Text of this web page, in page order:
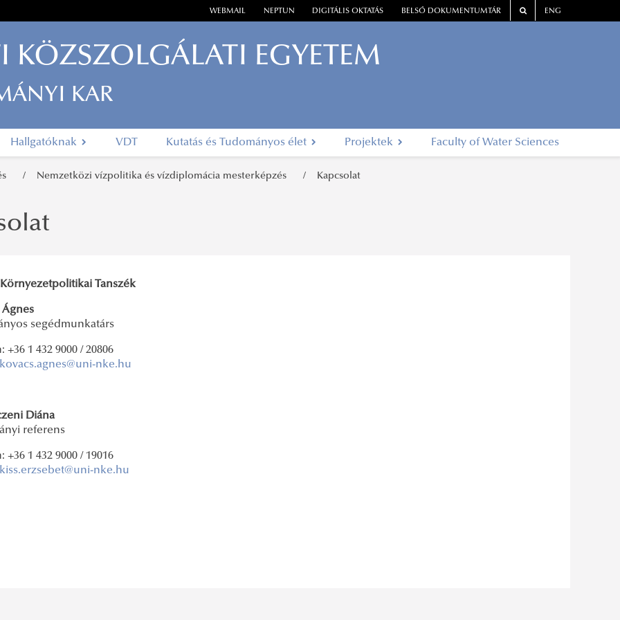
WEBMAIL NEPTUN DIGITÁLIS OKTATÁS BELSŐ DOKUMENTUMTÁR ENG
KÖZSZOLGÁLATI EGYETEM
KAR
Hallgatóknak VDT Kutatás és Tudományos élet Projektek Faculty of Water Sciences
Nemzetközi vízpolitika és vízdiplomácia mesterképzés Kapcsolat
Tanszék
Ágnes
segédmunkatárs
+36 1 432 9000 / 20806
kovacs.agnes@uni-nke.hu
Diána
referens
+36 1 432 9000 / 19016
kiss.erzsebet@uni-nke.hu